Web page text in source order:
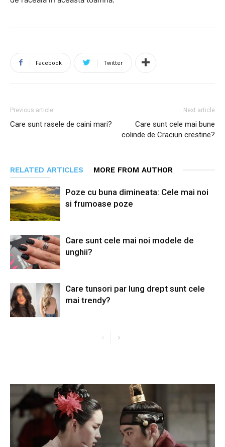
Facebook Twitter
Previous article
Care sunt rasele de caini mari?
Next article
Care sunt cele mai bune
colinde de Craciun crestine?
RELATED ARTICLES MORE FROM AUTHOR
Poze cu buna dimineata: Cele mai noi
si frumoase poze
Care sunt cele mai noi modele de
unghii?
Care tunsori par lung drept sunt cele
mai trendy?